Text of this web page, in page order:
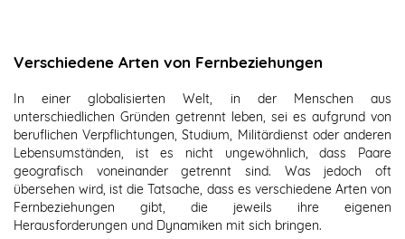
Verschiedene Arten von Fernbeziehungen
In einer globalisierten Welt, in der Menschen aus
unterschiedlichen Gründen getrennt leben, sei es aufgrund von
beruflichen Verpflichtungen, Studium, Militärdienst oder anderen
Lebensumständen, ist es nicht ungewöhnlich, dass Paare
geografisch voneinander getrennt sind. Was jedoch oft
übersehen wird, ist die Tatsache, dass es verschiedene Arten von
Fernbeziehungen gibt, die jeweils ihre eigenen
Herausforderungen und Dynamiken mit sich bringen.